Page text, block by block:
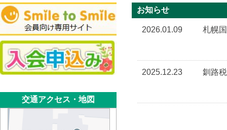
お知らせ
2026.01.09 札幌
2025.12.23 釧路
交通アクセス・地図